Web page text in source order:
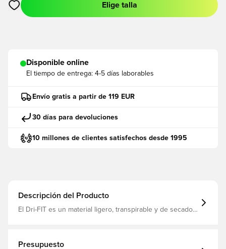
Abre un modal para iniciar sesión o registrarse como miembro
Elige talla
Disponible online
El tiempo de entrega: 4-5 días laborables
Envío gratis a partir de 119 EUR
30 días para devoluciones
10 millones de clientes satisfechos desde 1995
Descripción del Producto
El Dri-FIT es un material ligero, transpirable y de secado
Hecho de 100% poliéster.
Presupuesto